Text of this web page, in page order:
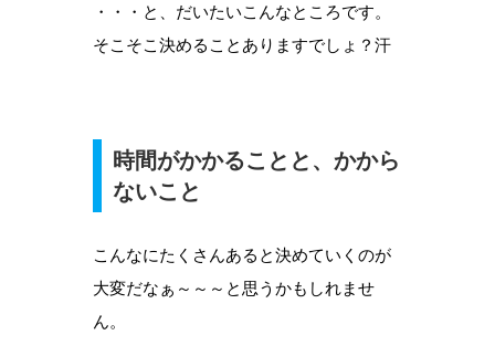
・・・と、だいたいこんなところです。
そこそこ決めることありますでしょ？汗
時間がかかることと、かから
ないこと
こんなにたくさんあると決めていくのが
大変だなぁ～～～と思うかもしれませ
ん。